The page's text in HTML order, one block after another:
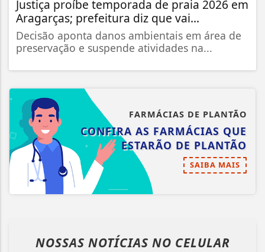
Justiça proíbe temporada de praia 2026 em
Aragarças; prefeitura diz que vai...
Decisão aponta danos ambientais em área de
preservação e suspende atividades na...
FARMÁCIAS DE PLANTÃO
CONFIRA AS FARMÁCIAS QUE
ESTARÃO DE PLANTÃO
SAIBA MAIS
NOSSAS NOTÍCIAS NO CELULAR